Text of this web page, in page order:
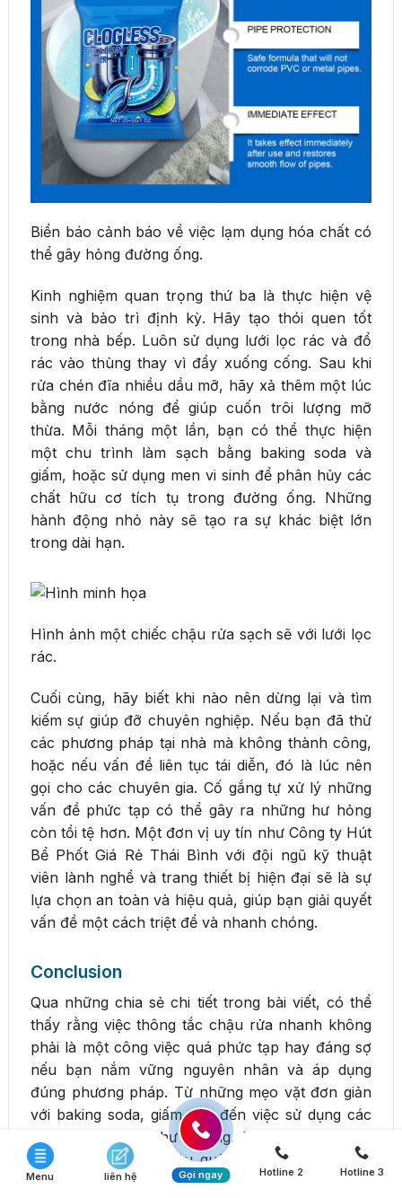
Biển báo cảnh báo về việc lạm dụng hóa chất có
thể gây hỏng đường ống.
Kinh nghiệm quan trọng thứ ba là thực hiện vệ
sinh và bảo trì định kỳ. Hãy tạo thói quen tốt
trong nhà bếp. Luôn sử dụng lưới lọc rác và đổ
rác vào thùng thay vì đẩy xuống cống. Sau khi
rửa chén đĩa nhiều dầu mỡ, hãy xả thêm một lúc
bằng nước nóng để giúp cuốn trôi lượng mỡ
thừa. Mỗi tháng một lần, bạn có thể thực hiện
một chu trình làm sạch bằng baking soda và
giấm, hoặc sử dụng men vi sinh để phân hủy các
chất hữu cơ tích tụ trong đường ống. Những
hành động nhỏ này sẽ tạo ra sự khác biệt lớn
trong dài hạn.
Hình ảnh một chiếc chậu rửa sạch sẽ với lưới lọc
rác.
Cuối cùng, hãy biết khi nào nên dừng lại và tìm
kiếm sự giúp đỡ chuyên nghiệp. Nếu bạn đã thử
các phương pháp tại nhà mà không thành công,
hoặc nếu vấn đề liên tục tái diễn, đó là lúc nên
gọi cho các chuyên gia. Cố gắng tự xử lý những
vấn đề phức tạp có thể gây ra những hư hỏng
còn tồi tệ hơn. Một đơn vị uy tín như Công ty Hút
Bể Phốt Giá Rẻ Thái Bình với đội ngũ kỹ thuật
viên lành nghề và trang thiết bị hiện đại sẽ là sự
lựa chọn an toàn và hiệu quả, giúp bạn giải quyết
vấn đề một cách triệt để và nhanh chóng.
Conclusion
Qua những chia sẻ chi tiết trong bài viết, có thể
thấy rằng việc thông tắc chậu rửa nhanh không
phải là một công việc quá phức tạp hay đáng sợ
nếu bạn nắm vững nguyên nhân và áp dụng
đúng phương pháp. Từ những mẹo vặt đơn giản
với baking soda, giấm cho đến việc sử dụng các
dụng cụ cơ bản như pittông, bạn hoàn toàn có
thể tự mình xử lý hiệu quả các trường hợp tắc
nghẽn thông thường, giúp tiết kiệm chi phí và thời
Menu liên hệ Gọi ngay Hotline 2 Hotline 3